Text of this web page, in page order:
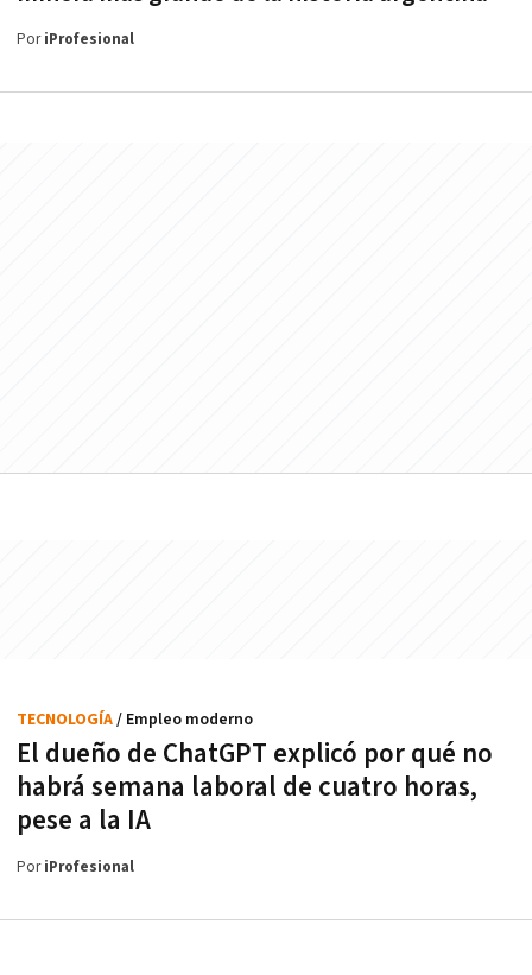
PoriProfesional
El dueño de ChatGPT explicó por qué no
habrá semana laboral de cuatro horas,
pese a la IA
TECNOLOGÍA/ Empleo moderno
PoriProfesional